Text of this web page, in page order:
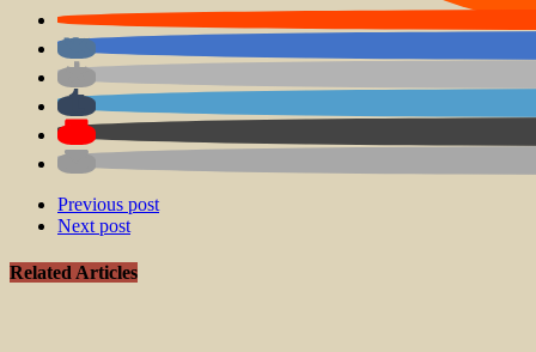
Previous post
Next post
Related Articles